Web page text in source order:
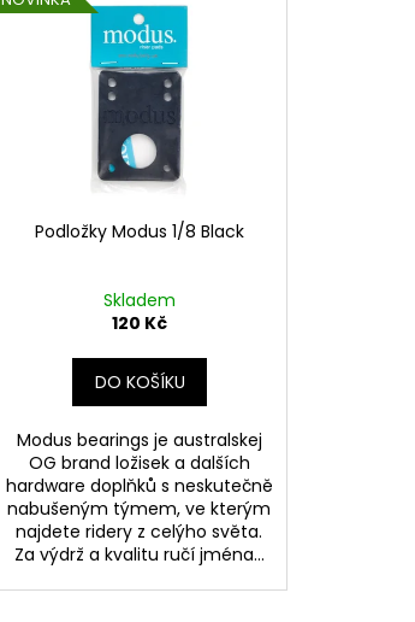
Podložky Modus 1/8 Black
Skladem
120 Kč
DO KOŠÍKU
Modus bearings je australskej
OG brand ložisek a dalších
hardware doplňků s neskutečně
nabušeným týmem, ve kterým
najdete ridery z celýho světa.
Za výdrž a kvalitu ručí jména...